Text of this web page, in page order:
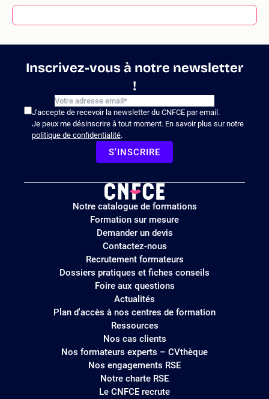
Inscrivez-vous à notre newsletter
!
J'accepte de recevoir la newsletter du CNFCE par email.
Je peux me désinscrire à tout moment. En savoir plus sur notre
politique de confidentialité.
S'INSCRIRE
Logo
site
Notre catalogue de formations
Formation sur mesure
Demander un devis
Contactez-nous
Recrutement formateurs
Dossiers pratiques et fiches conseils
Foire aux questions
Actualités
Plan d'accès à nos centres de formation
Ressources
Nos cas clients
Nos formateurs experts – CVthèque
Nos engagements RSE
Notre charte RSE
Le CNFCE recrute